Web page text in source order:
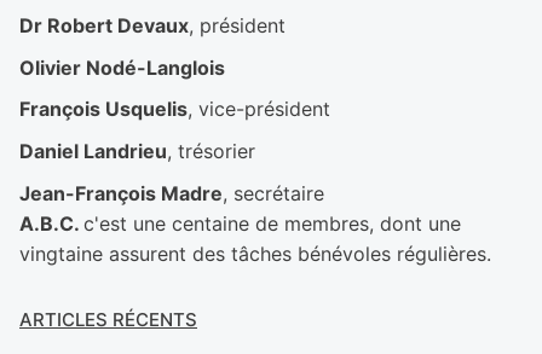
Dr Robert Devaux, président
Olivier Nodé-Langlois
François Usquelis, vice-président
Daniel Landrieu, trésorier
Jean-François Madre, secrétaire
A.B.C. c'est une centaine de membres, dont une
vingtaine assurent des tâches bénévoles régulières.
ARTICLES RÉCENTS